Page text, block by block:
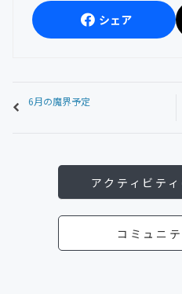
シェア
6月の魔界予定
アクティビテ
コミュニ